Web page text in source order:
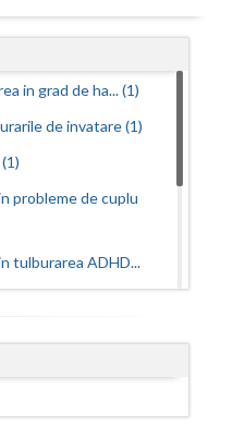
in grad de ha... (1)
de invatare (1)
probleme de cuplu
tulburarea ADHD...